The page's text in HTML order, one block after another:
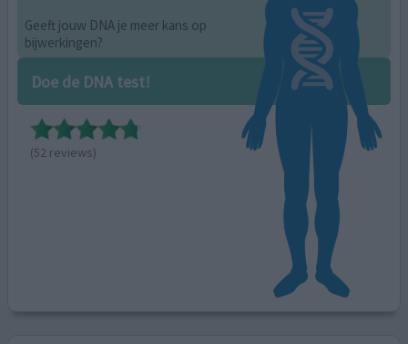
Geeft jouw DNA je meer kans op
bijwerkingen?
Doe de DNA test!
(52 reviews)